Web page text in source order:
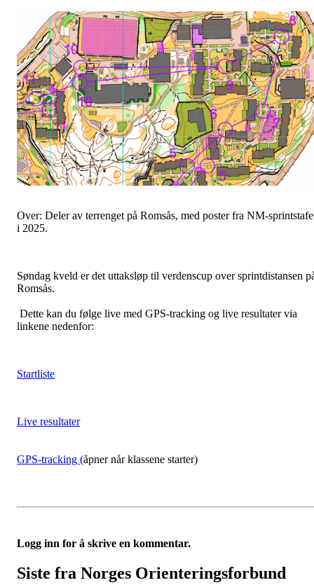
Over: Deler av terrenget på Romsås, med poster fra NM-
i 2025.
Søndag kveld er det uttaksløp til verdenscup over sprintdistansen
Romsås.
Dette kan du følge live med GPS-tracking og live resultater via
linkene nedenfor:
Startliste
Live resultater
GPS-tracking (åpner når klassene starter)
Logg inn for å skrive en kommentar.
Siste fra Norges Orienteringsforbund